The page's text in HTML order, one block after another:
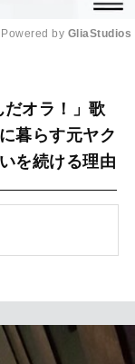
Powered by GliaStudios
だオラ！」歌
暮らす元ヤク
を続ける理由